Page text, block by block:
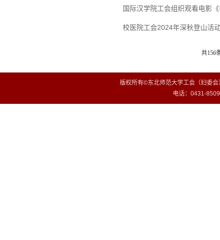
国际汉学院工会组织观看电影
校医院工会2024年深秋登山活
共156
版权所有©东北师范大学工会（妇委
电话：0431-